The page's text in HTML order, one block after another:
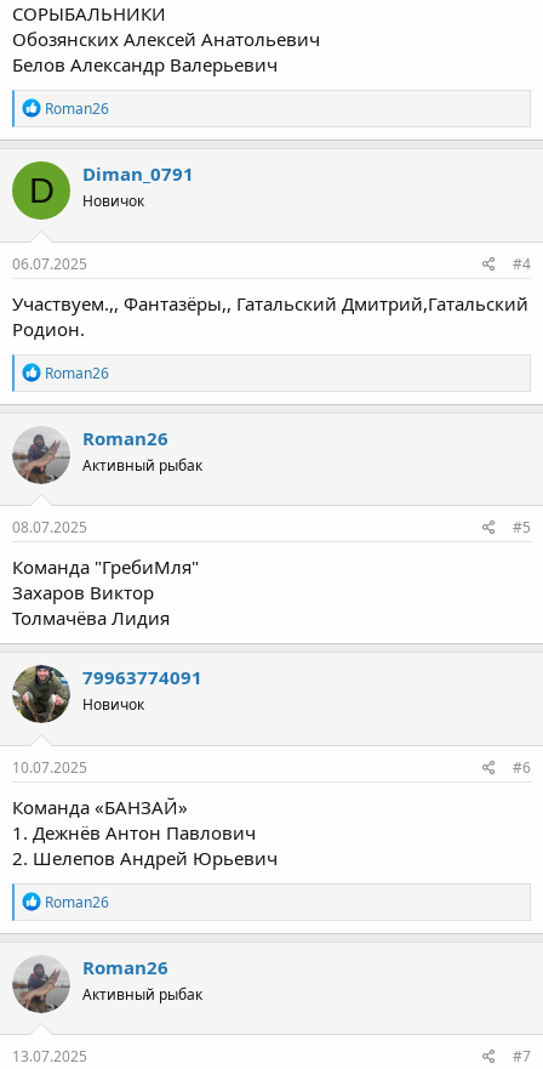
СОРЫБАЛЬНИКИ
Обозянских Алексей Анатольевич
Белов Александр Валерьевич
Р
е
а
к
ц
и
и
:
Roman26
D Diman_0791
Новичок
06.07.2025 #4
Участвуем.,, Фантазёры,, Гатальский Дмитрий,Гатальский
Родион.
Р
е
а
к
ц
и
и
:
Roman26
Roman26
Активный рыбак
08.07.2025 #5
Команда "ГребиМля"
Захаров Виктор
Толмачёва Лидия
79963774091
Новичок
10.07.2025 #6
Команда «БАНЗАЙ»
1. Дежнёв Антон Павлович
2. Шелепов Андрей Юрьевич
Р
е
а
к
ц
и
и
:
Roman26
Roman26
Активный рыбак
13.07.2025 #7